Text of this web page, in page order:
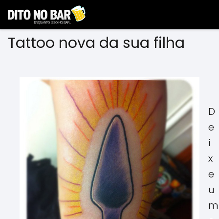
Tattoo nova da sua filha
D
e
i
x
e
u
m